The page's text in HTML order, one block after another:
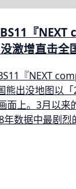
『NEXT
激增直击全
『NEXT
熊出没地图以
面上。3月以来
数据中最剧烈